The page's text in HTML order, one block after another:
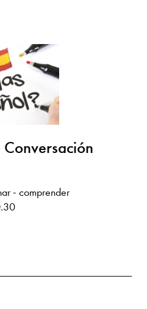
- comprender